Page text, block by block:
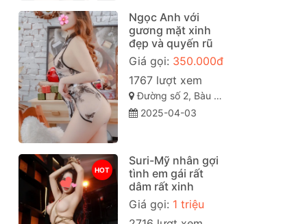
Ngọc Anh với
gương mặt xinh
đẹp và quyến rũ
Giá gọi: 350.000đ
1767 lượt xem
Đường số 2, Bàu Bàng, Bình Dương
2025-04-03
HOT
Suri-Mỹ nhân gợi
tình em gái rất
dâm rất xinh
Giá gọi: 1 triệu